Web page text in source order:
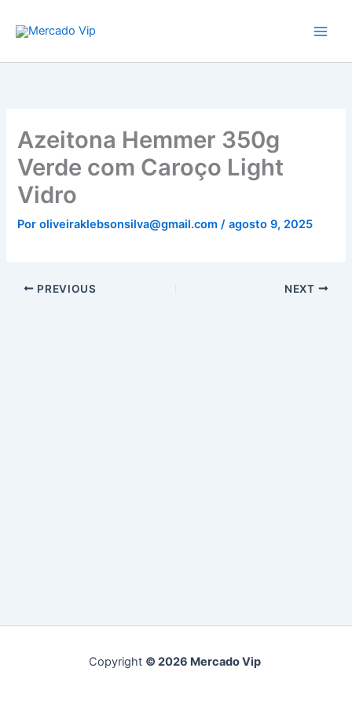
para
conteúdo
Azeitona Hemmer 350g
Verde com Caroço Light
Vidro
Poroliveiraklebsonsilva@gmail.com/agosto 9, 2025
PREVIOUS NEXT
Copyright © 2026 Mercado Vip